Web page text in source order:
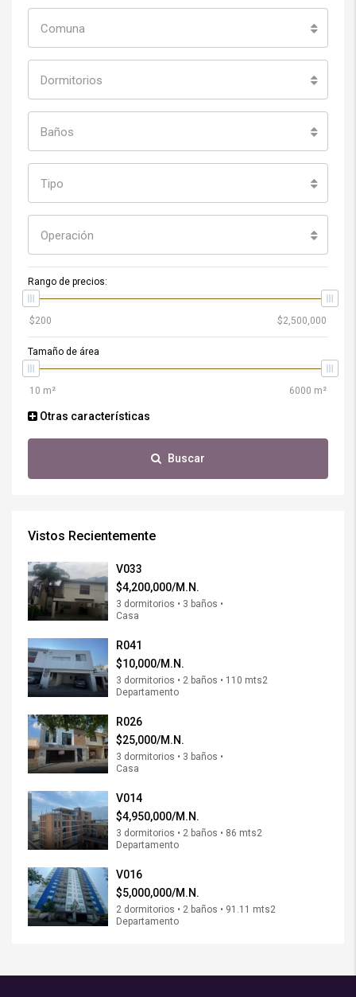
Comuna
Dormitorios
Baños
Tipo
Operación
Rango de precios:
Tamaño de área
Otras características
Buscar
Vistos Recientemente
V033
$4,200,000/M.N.
3 dormitorios • 3 baños •
Casa
R041
$10,000/M.N.
3 dormitorios • 2 baños • 110 mts2
Departamento
R026
$25,000/M.N.
3 dormitorios • 3 baños •
Casa
V014
$4,950,000/M.N.
3 dormitorios • 2 baños • 86 mts2
Departamento
V016
$5,000,000/M.N.
2 dormitorios • 2 baños • 91.11 mts2
Departamento